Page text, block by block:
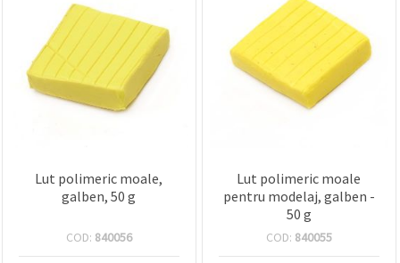
Lut polimeric moale,
galben, 50 g
COD: 840056
Lut polimeric moale
pentru modelaj, galben -
50 g
COD: 840055